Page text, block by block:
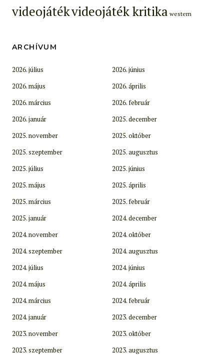
videojátékvideojáték kritika western
ARCHÍVUM
2026. július
2026. június
2026. május
2026. április
2026. március
2026. február
2026. január
2025. december
2025. november
2025. október
2025. szeptember
2025. augusztus
2025. július
2025. június
2025. május
2025. április
2025. március
2025. február
2025. január
2024. december
2024. november
2024. október
2024. szeptember
2024. augusztus
2024. július
2024. június
2024. május
2024. április
2024. március
2024. február
2024. január
2023. december
2023. november
2023. október
2023. szeptember
2023. augusztus